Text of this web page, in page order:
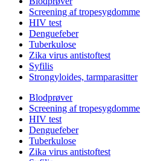
Screening af tropesygdomme
HIV test
Denguefeber
Tuberkulose
Zika virus antistoftest
Syfilis
Strongyloides, tarmparasitter
Blodprøver
Screening af tropesygdomme
HIV test
Denguefeber
Tuberkulose
Zika virus antistoftest